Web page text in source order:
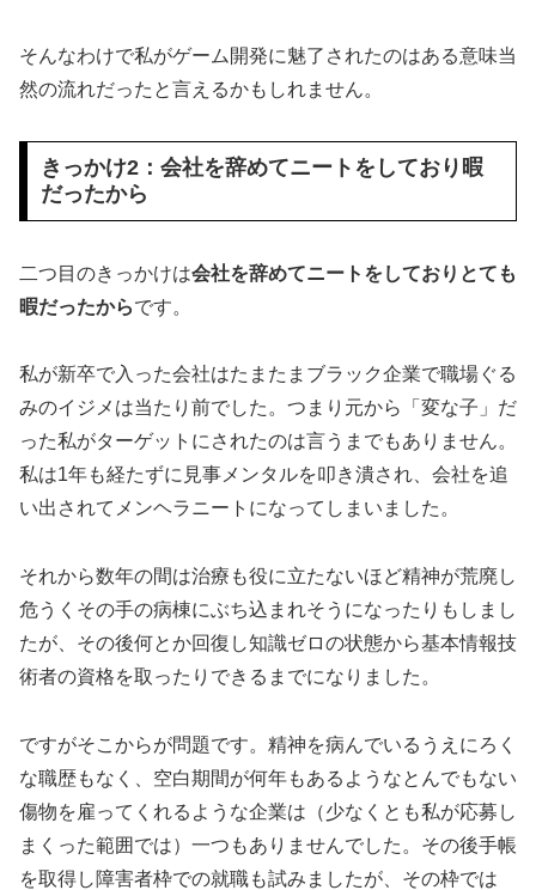
そんなわけで私がゲーム開発に魅了されたのはある意味当
然の流れだったと言えるかもしれません。
きっかけ2：会社を辞めてニートをしており暇
だったから
二つ目のきっかけは会社を辞めてニートをしておりとても
暇だったからです。
私が新卒で入った会社はたまたまブラック企業で職場ぐる
みのイジメは当たり前でした。つまり元から「変な子」だ
った私がターゲットにされたのは言うまでもありません。
私は1年も経たずに見事メンタルを叩き潰され、会社を追
い出されてメンヘラニートになってしまいました。
それから数年の間は治療も役に立たないほど精神が荒廃し
危うくその手の病棟にぶち込まれそうになったりもしまし
たが、その後何とか回復し知識ゼロの状態から基本情報技
術者の資格を取ったりできるまでになりました。
ですがそこからが問題です。精神を病んでいるうえにろく
な職歴もなく、空白期間が何年もあるようなとんでもない
傷物を雇ってくれるような企業は（少なくとも私が応募し
まくった範囲では）一つもありませんでした。その後手帳
を取得し障害者枠での就職も試みましたが、その枠では